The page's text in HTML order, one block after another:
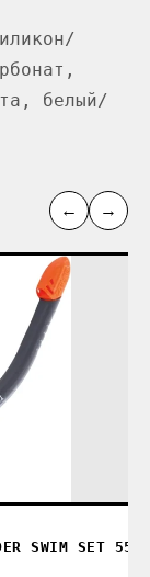
белый/
← →
SWIM SET